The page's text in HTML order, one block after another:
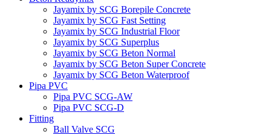
Jayamix by SCG Borepile Concrete
Jayamix by SCG Fast Setting
Jayamix by SCG Industrial Floor
Jayamix by SCG Superplus
Jayamix by SCG Beton Normal
Jayamix by SCG Beton Super Concrete
Jayamix by SCG Beton Waterproof
Pipa PVC
Pipa PVC SCG-AW
Pipa PVC SCG-D
Fitting
Ball Valve SCG